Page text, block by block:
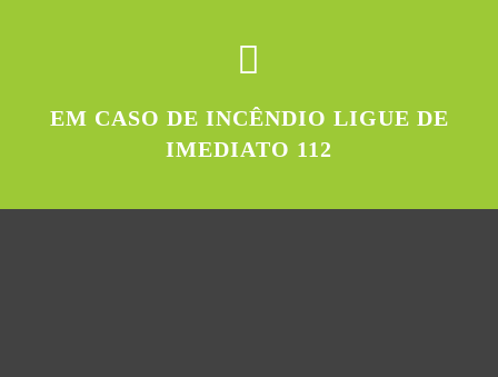
EM CASO DE INCÊNDIO LIGUE DE
IMEDIATO 112